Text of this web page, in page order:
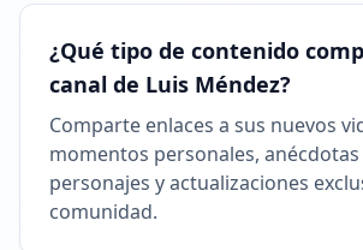
¿Qué tipo de contenido
canal de Luis Méndez?
Comparte enlaces a sus nuevos
momentos personales, anécdotas
personajes y actualizaciones
comunidad.